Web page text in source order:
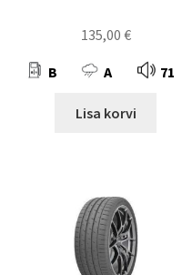
135,00 €
B A 71
Lisa korvi